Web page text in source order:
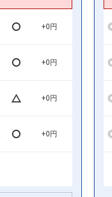
+0円
+0円
+0円
+0円